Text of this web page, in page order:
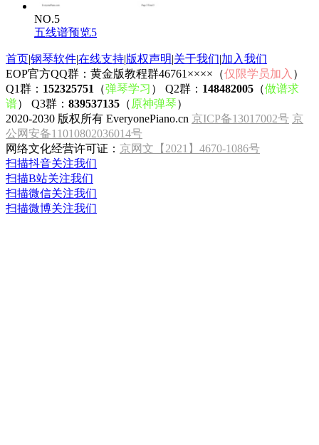
NO.5
五线谱预览5
首页|钢琴软件|在线支持|版权声明|关于我们|加入我们
EOP官方QQ群：黄金版教程群46761××××（仅限学员加入 ）
Q1群： 152325751 （弹琴学习 ） Q2群： 148482005 （做谱求
谱） Q3群： 839537135 （ 原神弹琴）
2020-2030 版权所有 EveryonePiano.cn 京ICP备13017002号 京
公网安备11010802036014号
网络文化经营许可证： 京网文【2021】4670-1086号
扫描抖音关注我们
扫描B站关注我们
扫描微信关注我们
扫描微博关注我们